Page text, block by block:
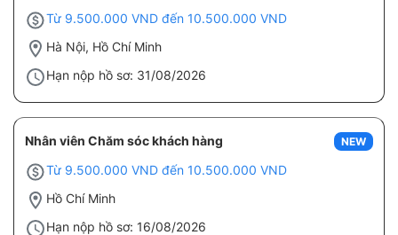
Từ 9.500.000 VND đến 10.500.000 VND
Hà Nội, Hồ Chí Minh
Hạn nộp hồ sơ: 31/08/2026
NEW
Nhân viên Chăm sóc khách hàng
Từ 9.500.000 VND đến 10.500.000 VND
Hồ Chí Minh
Hạn nộp hồ sơ: 16/08/2026